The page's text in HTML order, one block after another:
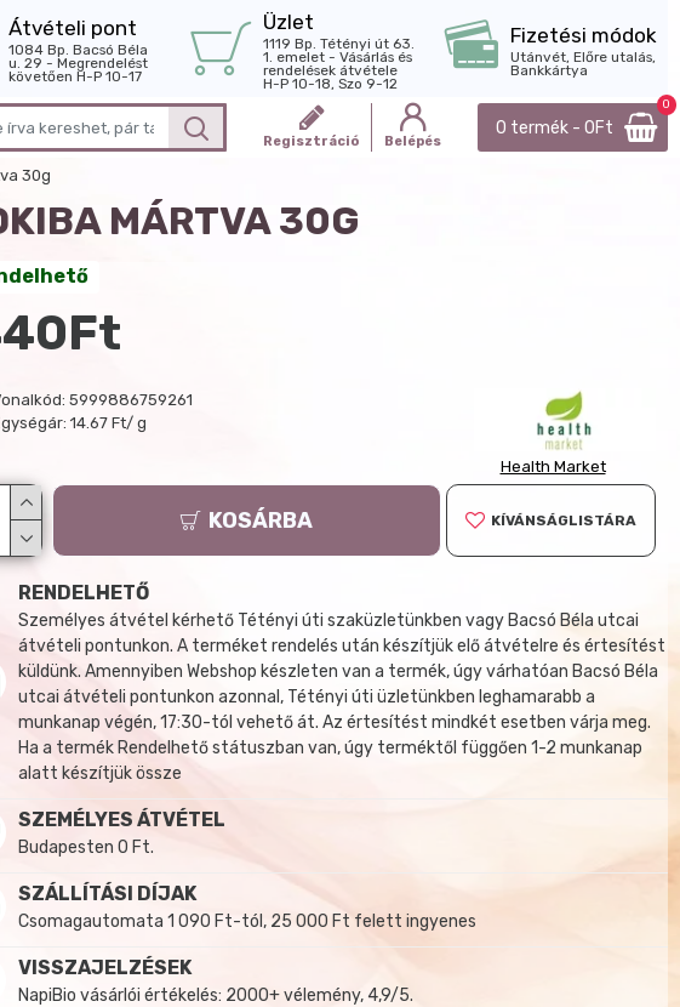
Átvételi pont
1084 Bp. Bacsó Béla
u. 29 - Megrendelést
követően H-P 10-17
Üzlet
1119 Bp. Tétényi út 63.
1. emelet - Vásárlás és
rendelések átvétele
H-P 10-18, Szo 9-12
Fizetési módok
Utánvét, Előre utalás,
Bankkártya
Regisztráció Belépés
0 termék - 0Ft
0
30g
MÁRTVA 30G
5999886759261
14.67 Ft/ g
Health Market
KOSÁRBA KÍVÁNSÁGLISTÁRA
RENDELHETŐ
Személyes átvétel kérhető Tétényi úti szaküzletünkben vagy Bacsó Béla utcai
átvételi pontunkon. A terméket rendelés után készítjük elő átvételre és értesítést
küldünk. Amennyiben Webshop készleten van a termék, úgy várhatóan Bacsó Béla
utcai átvételi pontunkon azonnal, Tétényi úti üzletünkben leghamarabb a
munkanap végén, 17:30-tól vehető át. Az értesítést mindkét esetben várja meg.
Ha a termék Rendelhető státuszban van, úgy terméktől függően 1-2 munkanap
alatt készítjük össze
SZEMÉLYES ÁTVÉTEL
Budapesten 0 Ft.
SZÁLLÍTÁSI DÍJAK
Csomagautomata 1 090 Ft-tól, 25 000 Ft felett ingyenes
VISSZAJELZÉSEK
NapiBio vásárlói értékelés: 2000+ vélemény, 4,9/5.